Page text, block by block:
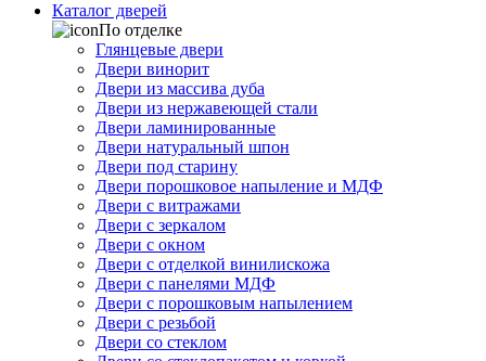
Каталог дверей
По отделке
Глянцевые двери
Двери винорит
Двери из массива дуба
Двери из нержавеющей стали
Двери ламинированные
Двери натуральный шпон
Двери под старину
Двери порошковое напыление и МДФ
Двери с витражами
Двери с зеркалом
Двери с окном
Двери с отделкой винилискожа
Двери с панелями МДФ
Двери с порошковым напылением
Двери с резьбой
Двери со стеклом